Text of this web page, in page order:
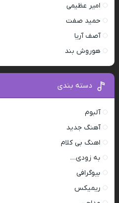
امیر عظیمی
حمید صفت
آصف آریا
هوروش بند
دسته بندی
آلبوم
آهنگ جدید
اهنگ بی کلام
به زودی…
بیوگرافی
ریمیکس